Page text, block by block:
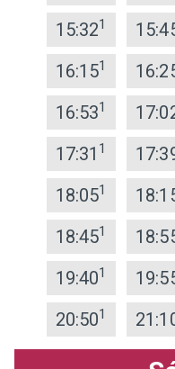
15:321
16:151
16:531
17:31 1
18:051
18:451
19:401
20:501